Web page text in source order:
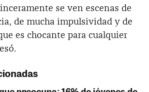
se ven escenas de
de mucha impulsividad y de
es chocante para cualquier